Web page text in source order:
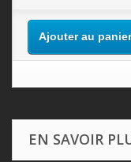
Ajouter au panier
EN SAVOIR